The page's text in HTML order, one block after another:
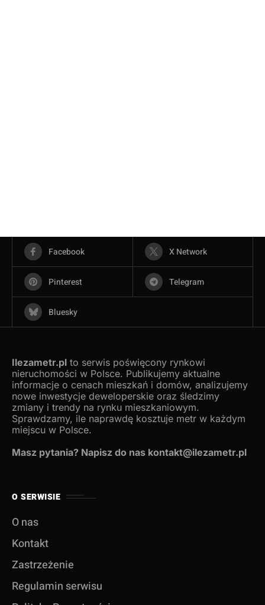
Facebook X Network
Pinterest Telegram
Bluesky
Ilezametr.pl to serwis poświęcony rynkowi
nieruchomości w Polsce. Publikujemy aktualne
informacje o cenach mieszkań i domów, analizujemy
nowe inwestycje deweloperskie oraz śledzimy
zmiany i trendy na rynku mieszkaniowym.
Sprawdzamy, ile naprawdę kosztuje metr w każdym
miejscu w Polsce.
Masz pytania? Napisz do nas kontakt@ilezametr.pl
O SERWISIE
O nas
Kontakt
Zastrzeżenie
Regulamin serwisu